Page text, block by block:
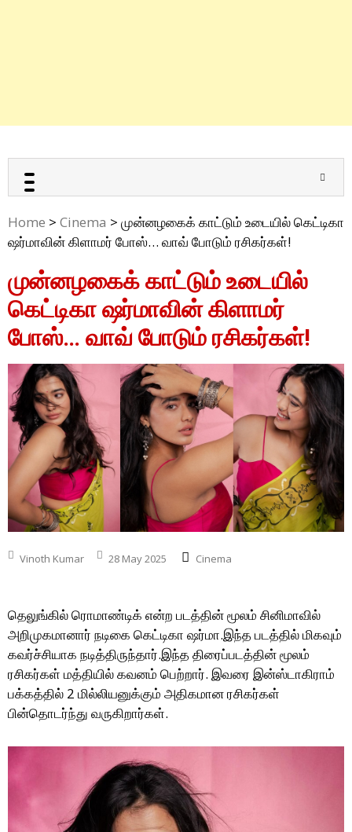
Home > Cinema > முன்னழகைக் காட்டும் உடையில் கெட்டிகா
ஷர்மாவின் கிளாமர் போஸ்… வாவ் போடும் ரசிகர்கள்!
முன்னழகைக் காட்டும் உடையில்
கெட்டிகா ஷர்மாவின் கிளாமர்
போஸ்… வாவ் போடும் ரசிகர்கள்!
Vinoth Kumar 28 May 2025 Cinema
தெலுங்கில் ரொமாண்டிக் என்ற படத்தின் மூலம் சினிமாவில்
அறிமுகமானார் நடிகை கெட்டிகா ஷர்மா.இந்த படத்தில் மிகவும்
கவர்ச்சியாக நடித்திருந்தார்.இந்த திரைப்படத்தின் மூலம்
ரசிகர்கள் மத்தியில் கவனம் பெற்றார். இவரை இன்ஸ்டாகிராம்
பக்கத்தில் 2 மில்லியனுக்கும் அதிகமான ரசிகர்கள்
பின்தொடர்ந்து வருகிறார்கள்.